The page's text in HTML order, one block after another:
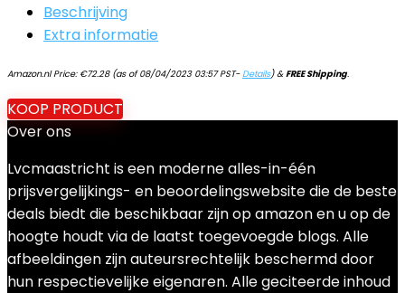
Beschrijving
Extra informatie
Amazon.nl Price: €72.28(as of 08/04/2023 03:57 PST-Details)&FREE Shipping.
KOOP PRODUCT
Over ons
Lvcmaastricht is een moderne alles-in-één
prijsvergelijkings- en beoordelingswebsite die de beste
deals biedt die beschikbaar zijn op amazon en u op de
hoogte houdt via de laatst toegevoegde blogs. Alle
afbeeldingen zijn auteursrechtelijk beschermd door
hun respectievelijke eigenaren. Alle geciteerde inhoud